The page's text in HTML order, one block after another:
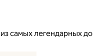
самых легендарных